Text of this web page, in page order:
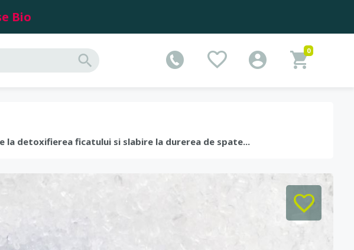
Bio
0
la detoxifierea ficatului si slabire la durerea de spate...